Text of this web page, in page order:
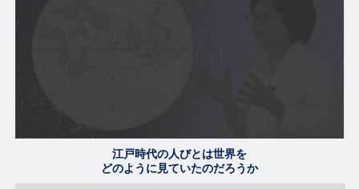
江戸時代の人びとは世界を
どのように見ていたのだろうか